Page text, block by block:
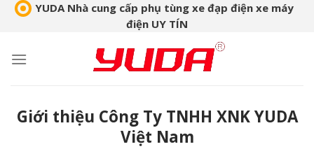
Skip
YUDA Nhà cung cấp phụ tùng xe đạp điện xe máy
điện UY TÍN
Giới thiệu Công Ty TNHH XNK YUDA
Việt Nam